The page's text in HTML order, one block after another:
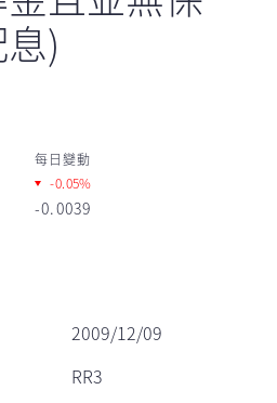
)
每日變動
-0.05%
-0.0039
2009/12/09
RR3